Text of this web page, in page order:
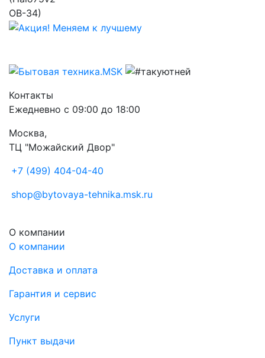
Контакты
Ежедневно с 09:00 до 18:00
Москва,
ТЦ "Можайский Двор"
+7 (499) 404-04-40
shop@bytovaya-tehnika.msk.ru
О компании
О компании
Доставка и оплата
Гарантия и сервис
Услуги
Пункт выдачи